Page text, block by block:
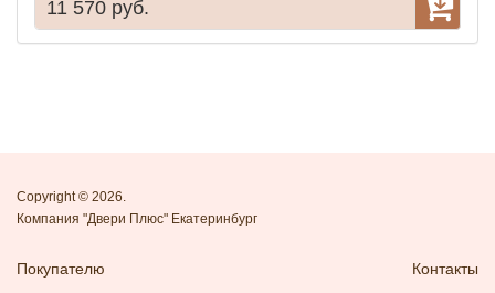
11 570 руб.
Copyright © 2026.
Компания "Двери Плюс" Екатеринбург
Покупателю Контакты